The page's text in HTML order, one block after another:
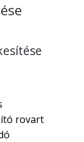
rovart